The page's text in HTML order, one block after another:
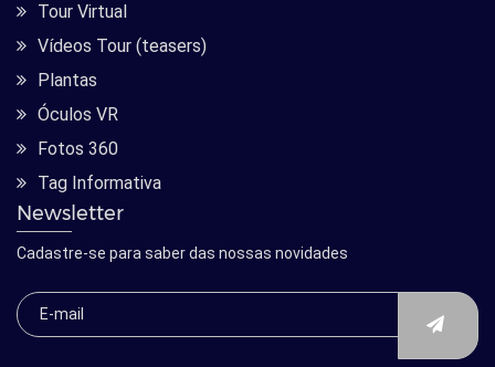
Tour Virtual
Vídeos Tour (teasers)
Plantas
Óculos VR
Fotos 360
Tag Informativa
Newsletter
Cadastre-se para saber das nossas novidades